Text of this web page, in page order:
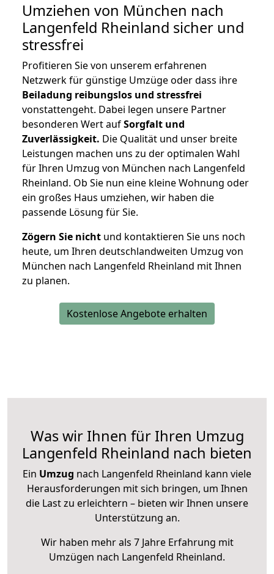
Umziehen von München nach
Langenfeld Rheinland sicher und
stressfrei
Profitieren Sie von unserem erfahrenen
Netzwerk für günstige Umzüge oder dass ihre
Beiladung reibungslos und stressfrei
vonstattengeht. Dabei legen unsere Partner
besonderen Wert aufSorgfalt und
Zuverlässigkeit. Die Qualität und unser breite
Leistungen machen uns zu der optimalen Wahl
für Ihren Umzug von München nach Langenfeld
Rheinland. Ob Sie nun eine kleine Wohnung oder
ein großes Haus umziehen, wir haben die
passende Lösung für Sie.
Zögern Sie nicht und kontaktieren Sie uns noch
heute, um Ihren deutschlandweiten Umzug von
München nach Langenfeld Rheinland mit Ihnen
zu planen.
Kostenlose Angebote erhalten
Was wir Ihnen für Ihren Umzug
Langenfeld Rheinland nach bieten
Ein Umzug nach Langenfeld Rheinland kann viele
Herausforderungen mit sich bringen, um Ihnen
die Last zu erleichtern – bieten wir Ihnen unsere
Unterstützung an.
Wir haben mehr als 7 Jahre Erfahrung mit
Umzügen nach Langenfeld Rheinland.